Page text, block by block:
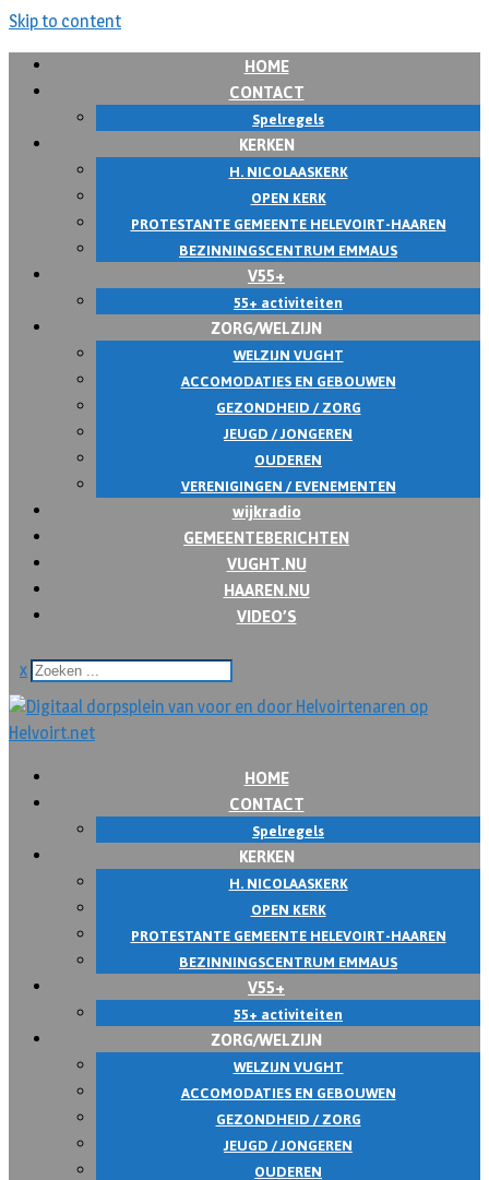
Skip to content
HOME
CONTACT
Spelregels
KERKEN
H. NICOLAASKERK
OPEN KERK
PROTESTANTE GEMEENTE HELEVOIRT-HAAREN
BEZINNINGSCENTRUM EMMAUS
V55+
55+ activiteiten
ZORG/WELZIJN
WELZIJN VUGHT
ACCOMODATIES EN GEBOUWEN
GEZONDHEID / ZORG
JEUGD / JONGEREN
OUDEREN
VERENIGINGEN / EVENEMENTEN
wijkradio
GEMEENTEBERICHTEN
VUGHT.NU
HAAREN.NU
VIDEO’S
x
HOME
CONTACT
Spelregels
KERKEN
H. NICOLAASKERK
OPEN KERK
PROTESTANTE GEMEENTE HELEVOIRT-HAAREN
BEZINNINGSCENTRUM EMMAUS
V55+
55+ activiteiten
ZORG/WELZIJN
WELZIJN VUGHT
ACCOMODATIES EN GEBOUWEN
GEZONDHEID / ZORG
JEUGD / JONGEREN
OUDEREN